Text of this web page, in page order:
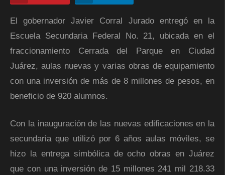
El gobernador Javier Corral Jurado entregó en la
Escuela Secundaria Federal No. 21, ubicada en el
fraccionamiento Cerrada del Parque en Ciudad
Juárez, aulas nuevas y varias obras de equipamiento
con una inversión de más de 8 millones de pesos, en
beneficio de 920 alumnos.
Con la inauguración de las nuevas edificaciones en la
secundaria que utilizó por 6 años aulas móviles, se
hizo la entrega simbólica de ocho obras en Juárez
que con una inversión de 15 millones 241 mil 218.33